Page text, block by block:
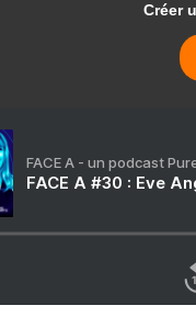
Créer
FACE A - un podcast
FACE A #30 : Eve